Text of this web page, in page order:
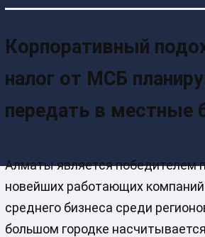
Корпоративный
налог от МСБ
передать в
Алматы является победителем
новейших работающих компаний
среднего бизнеса среди
большом городке